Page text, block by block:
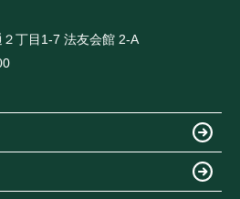
丁目1-7 法友会館 2-A